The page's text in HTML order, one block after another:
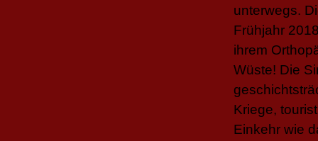
unterwegs.
Frühjahr
ihrem
Wüste! Die
Kriege,
Einkehr wie